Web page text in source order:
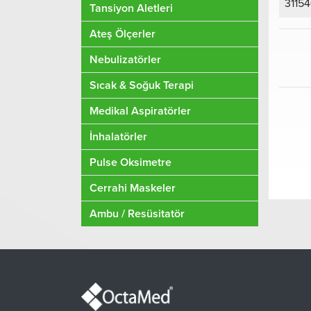
Tansiyon Aletleri
Ateş Ölçerler
Nebulizatörler
Sıcak & Soğuk Terapi
Medikal Aspiratörler
İnhalatörler
Pulse Oksimetre
Cerrahi Maskeler
Ambu / Resüsitatör